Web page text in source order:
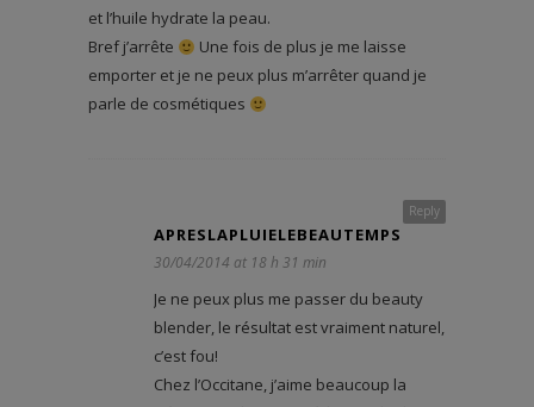
et l’huile hydrate la peau.
Bref j’arrête
Une fois de plus je me laisse
emporter et je ne peux plus m’arrêter quand je
parle de cosmétiques
Reply
APRESLAPLUIELEBEAUTEMPS
30/04/2014 at 18 h 31 min
Je ne peux plus me passer du beauty
blender, le résultat est vraiment naturel,
c’est fou!
Chez l’Occitane, j’aime beaucoup la